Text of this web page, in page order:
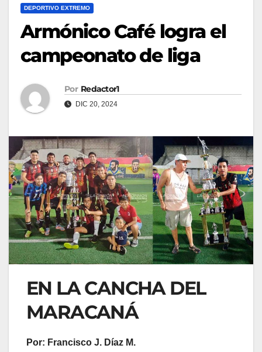
DEPORTIVO EXTREMO
Armónico Café logra el
campeonato de liga
Por Redactor1
DIC 20, 2024
EN LA CANCHA DEL
MARACANÁ
Por: Francisco J. Díaz M.